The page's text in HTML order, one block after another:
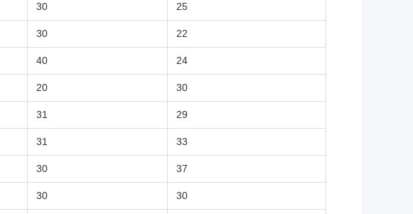
30 25
30 22
40 24
20 30
31 29
31 33
30 37
30 30